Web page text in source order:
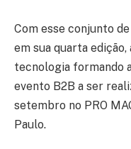
Com esse conjunto
em sua quarta
tecnologia formando
evento B2B a ser
setembro no PRO
Paulo.